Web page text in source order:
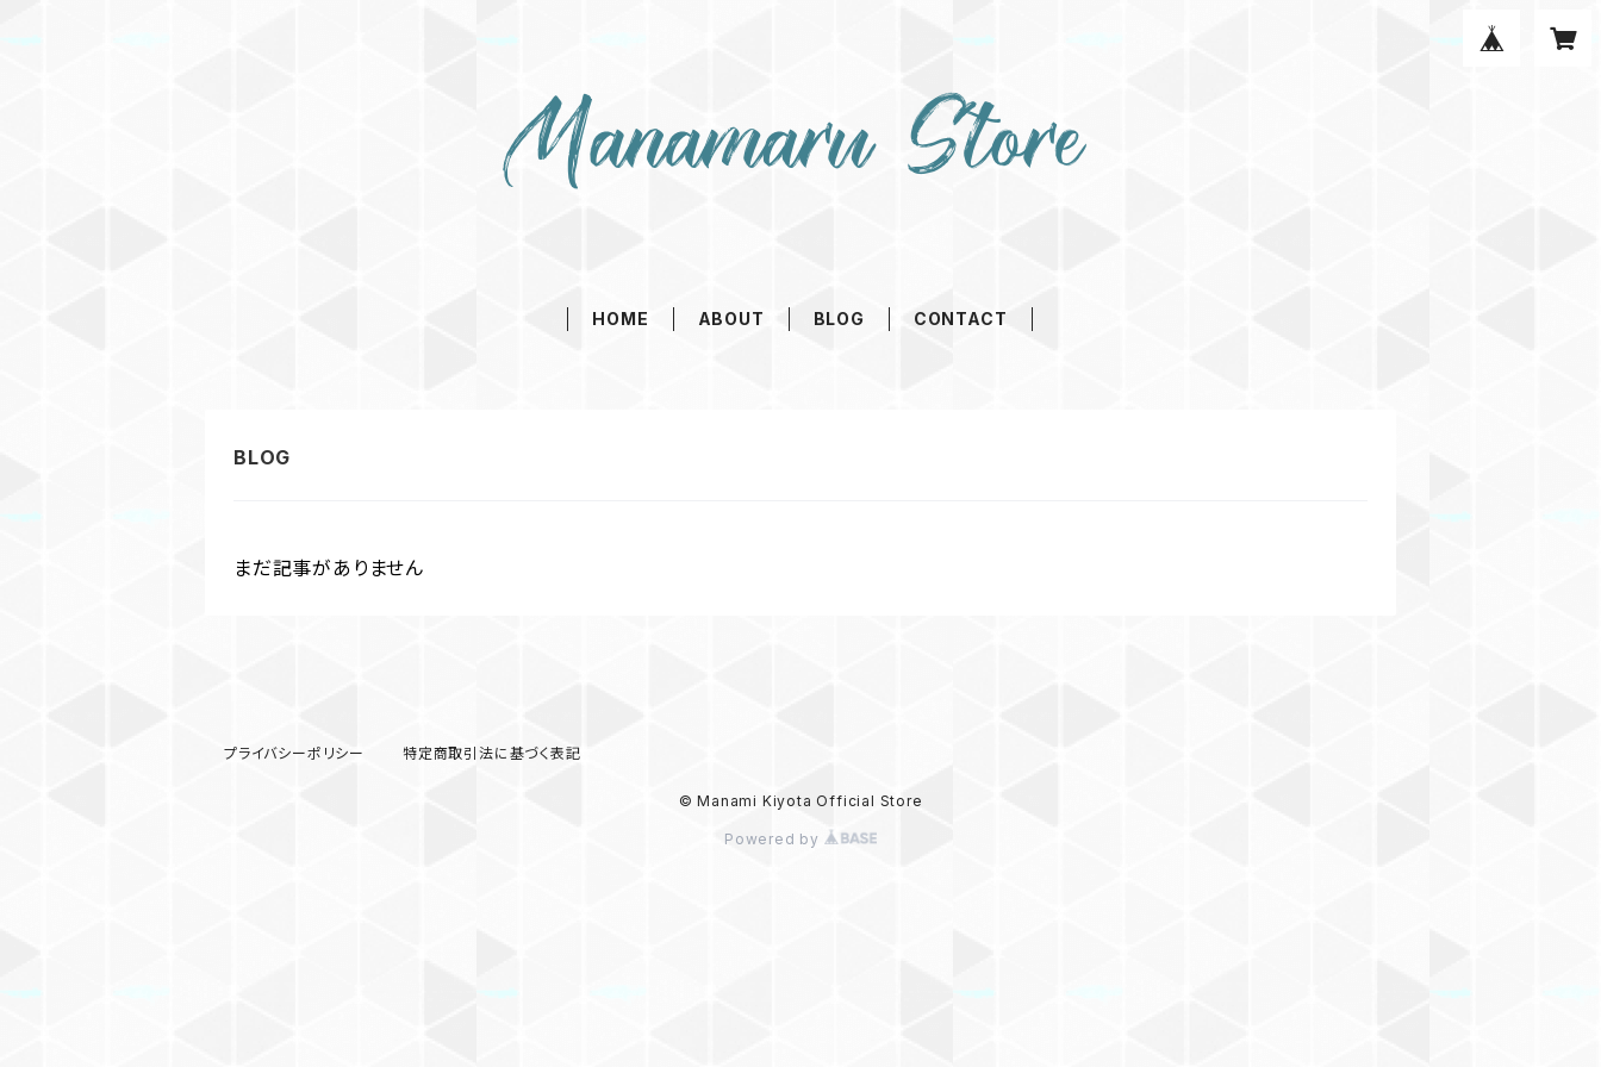
HOME ABOUT BLOG CONTACT
まだ記事がありません
プライバシーポリシー 特定商取引法に基づく表記
© Manami Kiyota Official Store
Powered by